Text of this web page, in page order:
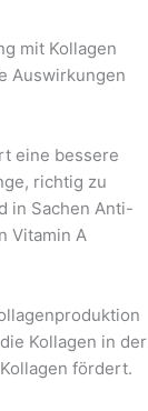
mit Kollagen
Auswirkungen
eine bessere
richtig zu
in Sachen Anti-
Vitamin A
Kollagen in der
fördert.